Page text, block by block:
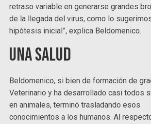
retraso variable en generarse grandes
de la llegada del virus, como lo
hipótesis inicial”, explica Beldomenico.
Una Salud
Beldomenico, si bien de formación de
Veterinario y ha desarrollado casi todos
en animales, terminó trasladando esos
conocimientos a los humanos. Al